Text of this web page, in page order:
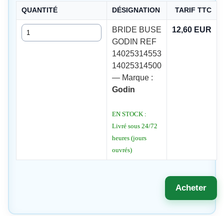
QUANTITÉ DÉSIGNATION TARIF TTC
Quantité
BRIDE BUSE
GODIN REF
14025314553
14025314500
— Marque :
Godin
EN STOCK :
Livré sous 24/72
heures (jours
ouvrés)
12,60 EUR
Acheter